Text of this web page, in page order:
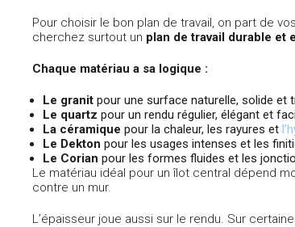
Pour choisir le bon plan de travail, on part de
cherchez surtout un plan de travail durable et
Chaque matériau a sa logique :
Le granit pour une surface naturelle, solide et
Le quartz pour un rendu régulier, élégant et
La céramique pour la chaleur, les rayures et
Le Dekton pour les usages intenses et les
Le Corian pour les formes fluides et les
Le matériau idéal pour un îlot central dépend
contre un mur.
L’épaisseur joue aussi sur le rendu. Sur